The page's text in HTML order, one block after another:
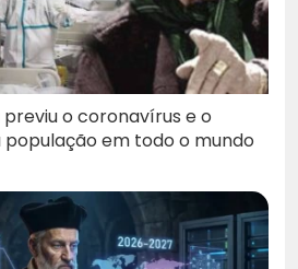
previu o coronavírus e o
em todo o mundo